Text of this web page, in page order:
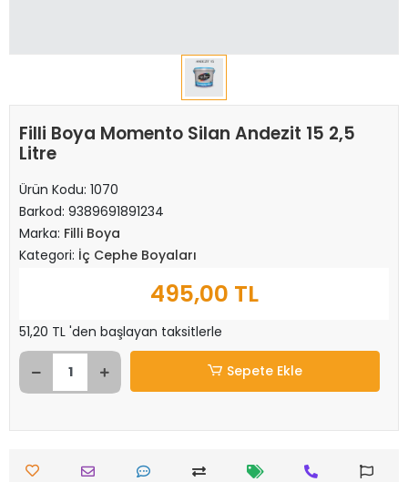
Filli Boya Momento Silan Andezit 15 2,5
Litre
Ürün Kodu: 1070
Barkod: 9389691891234
Marka: Filli Boya
Kategori: İç Cephe Boyaları
495,00 TL
51,20 TL 'den başlayan taksitlerle
Sepete Ekle